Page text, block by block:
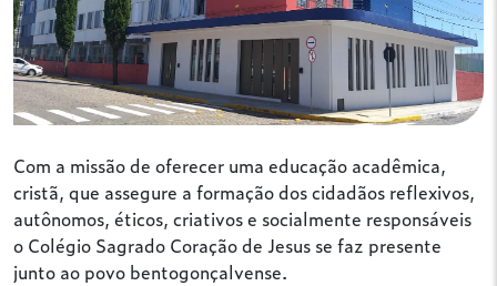
Com a missão de oferecer uma educação acadêmica,
cristã, que assegure a formação dos cidadãos reflexivos,
autônomos, éticos, criativos e socialmente responsáveis
o Colégio Sagrado Coração de Jesus se faz presente
junto ao povo bentogonçalvense.